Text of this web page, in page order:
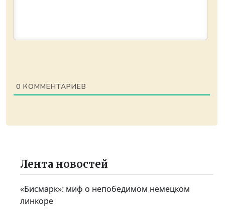
0 КОММЕНТАРИЕВ
Лента новостей
«Бисмарк»: миф о непобедимом немецком
линкоре